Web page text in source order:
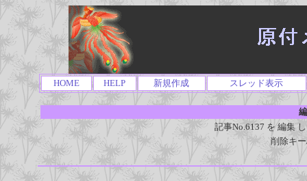
HOME HELP 新規作成 スレッド表示
記事No.6137 を 編集
削除キ